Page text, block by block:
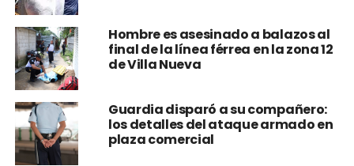
Hombre es asesinado a balazos al
final de la línea férrea en la zona 12
de Villa Nueva
Guardia disparó a su compañero:
los detalles del ataque armado en
plaza comercial